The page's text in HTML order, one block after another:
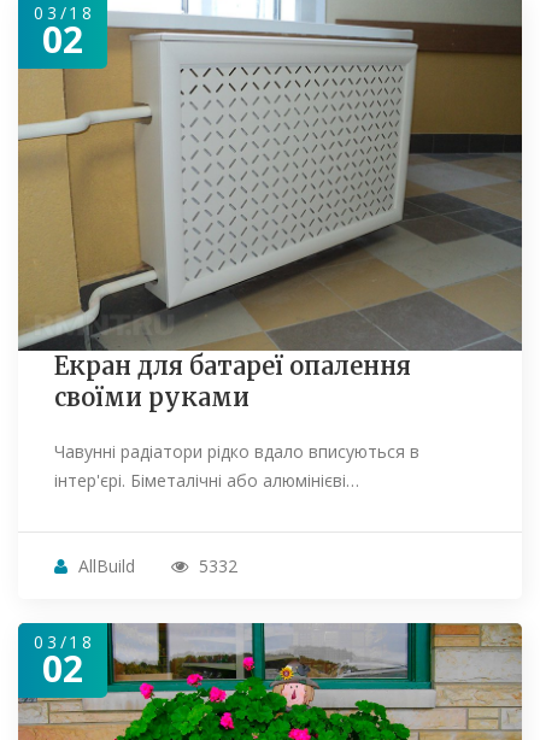
03/18
02
Екран для батареї опалення
своїми руками
Чавунні радіатори рідко вдало вписуються в
інтер'єрі. Біметалічні або алюмінієві…
AllBuild 5332
03/18
02